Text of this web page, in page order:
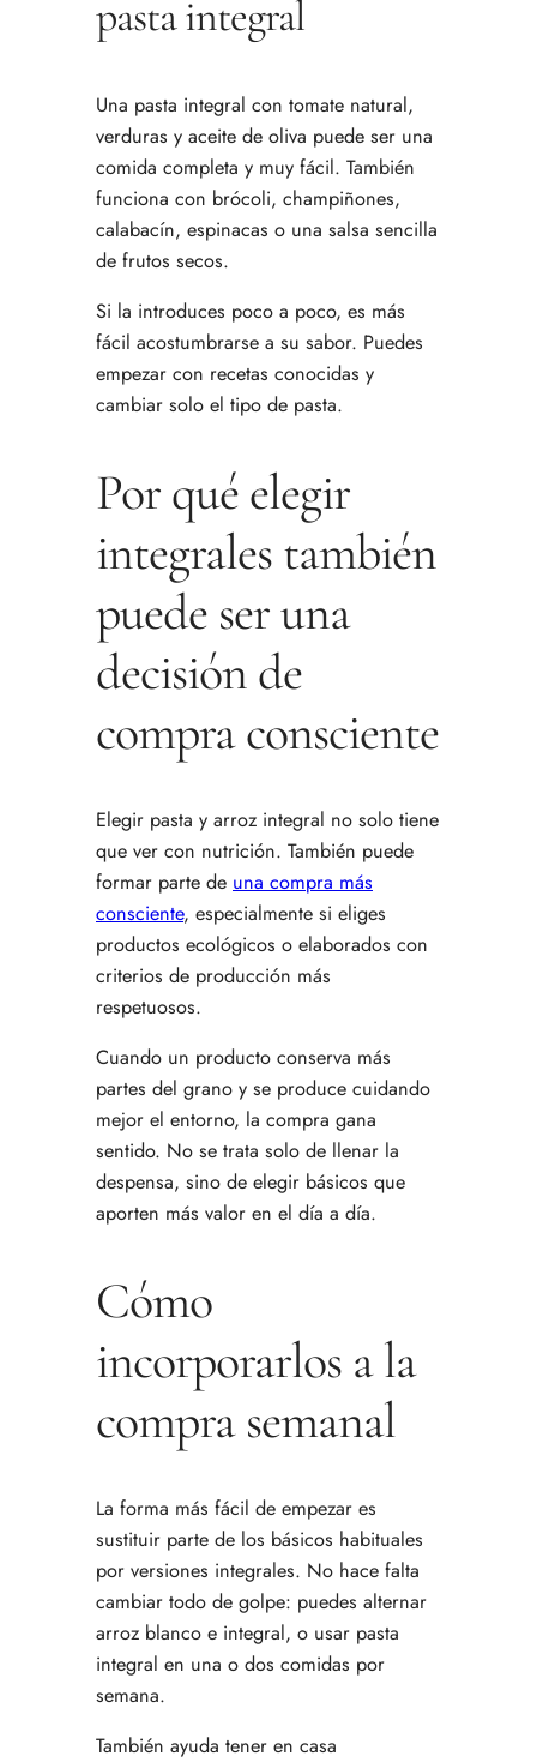
pasta integral
Una pasta integral con tomate natural,
verduras y aceite de oliva puede ser una
comida completa y muy fácil. También
funciona con brócoli, champiñones,
calabacín, espinacas o una salsa sencilla
de frutos secos.
Si la introduces poco a poco, es más
fácil acostumbrarse a su sabor. Puedes
empezar con recetas conocidas y
cambiar solo el tipo de pasta.
Por qué elegir
integrales también
puede ser una
decisión de
compra consciente
Elegir pasta y arroz integral no solo tiene
que ver con nutrición. También puede
formar parte de una compra más
consciente, especialmente si eliges
productos ecológicos o elaborados con
criterios de producción más
respetuosos.
Cuando un producto conserva más
partes del grano y se produce cuidando
mejor el entorno, la compra gana
sentido. No se trata solo de llenar la
despensa, sino de elegir básicos que
aporten más valor en el día a día.
Cómo
incorporarlos a la
compra semanal
La forma más fácil de empezar es
sustituir parte de los básicos habituales
por versiones integrales. No hace falta
cambiar todo de golpe: puedes alternar
arroz blanco e integral, o usar pasta
integral en una o dos comidas por
semana.
También ayuda tener en casa